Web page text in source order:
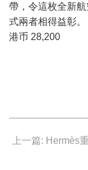
帶，令這枚全新
式兩者相得益彰。
港币 28,200